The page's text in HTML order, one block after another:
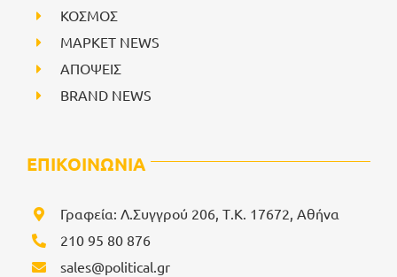
ΚΟΣΜΟΣ
ΜΑΡΚΕΤ NEWS
ΑΠΟΨΕΙΣ
BRAND NEWS
ΕΠΙΚΟΙΝΩΝΙΑ
Γραφεία: Λ.Συγγρού 206, Τ.Κ. 17672, Αθήνα
210 95 80 876
sales@political.gr